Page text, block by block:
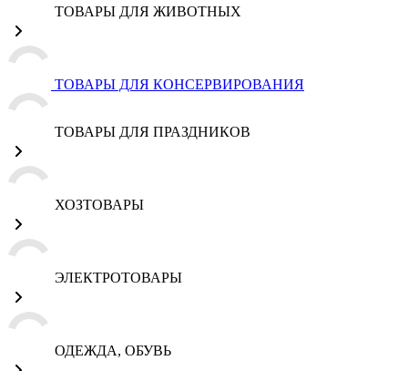
ТОВАРЫ ДЛЯ ЖИВОТНЫХ
ТОВАРЫ ДЛЯ КОНСЕРВИРОВАНИЯ
ТОВАРЫ ДЛЯ ПРАЗДНИКОВ
ХОЗТОВАРЫ
ЭЛЕКТРОТОВАРЫ
ОДЕЖДА, ОБУВЬ